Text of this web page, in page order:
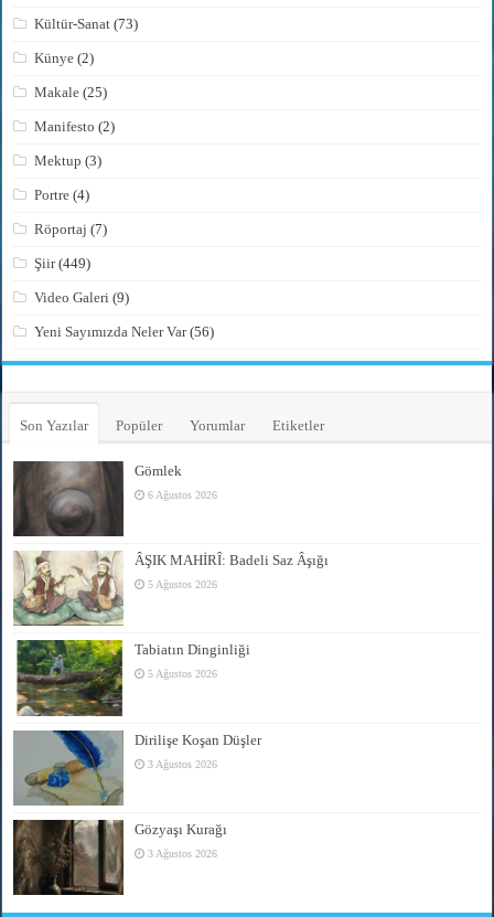
Kültür-Sanat (73)
Künye (2)
Makale (25)
Manifesto (2)
Mektup (3)
Portre (4)
Röportaj (7)
Şiir(449)
Video Galeri (9)
Yeni Sayımızda Neler Var(56)
Son Yazılar Popüler Yorumlar Etiketler
Gömlek
6 Ağustos 2026
ÂŞIK MAHİRÎ: Badeli Saz Âşığı
5 Ağustos 2026
Tabiatın Dinginliği
5 Ağustos 2026
Dirilişe Koşan Düşler
3 Ağustos 2026
Gözyaşı Kurağı
3 Ağustos 2026